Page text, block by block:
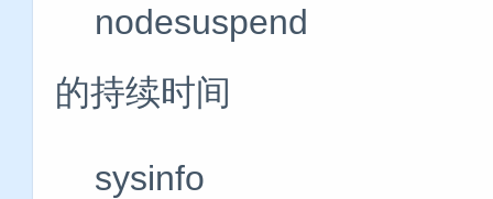
nodesuspend #
的持续时间
sysinfo #打